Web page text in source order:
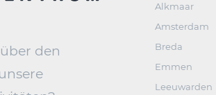
den
Alkmaar
Amsterdam
Breda
Emmen
Leeuwarden